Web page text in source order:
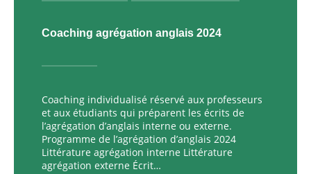
Coaching agrégation anglais 2024
Coaching individualisé réservé aux professeurs
et aux étudiants qui préparent les écrits de
l’agrégation d’anglais interne ou externe.
Programme de l’agrégation d’anglais 2024
Littérature agrégation interne Littérature
agrégation externe Écrit…